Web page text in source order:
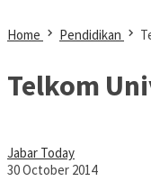
Home Pendidikan
Telkom
Jabar Today
30 October 2014